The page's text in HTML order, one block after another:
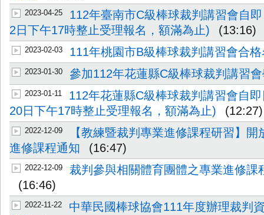
2023-04-25
112年臺南市C級棒球裁判講習會自
2日下午17時整止受理報名，額滿為止)
(13:16)
2023-02-03 111年桃園市B級棒球裁判講習會合
2023-01-30 參加112年花蓮縣C級棒球裁判講習
2023-01-11
112年花蓮縣C級棒球裁判講習會自
20日下午17時整止受理報名，額滿為止)
(12:27)
2022-12-09
【教練暨裁判專業進修課程研習】
進修課程通知
(16:47)
2022-12-09
裁判參與相關體育團體之專業進修課
(16:46)
2022-11-22
中華民國棒球協會111年度辦理裁判